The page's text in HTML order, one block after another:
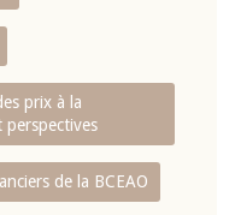
prix à la
perspectives
de la BCEAO